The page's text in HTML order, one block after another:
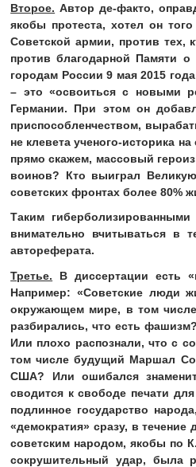
Второе. Автор де-факто,
якобы протеста, хотел он
Советской армии, против тех,
против благодарной Памяти о
городам России 9 мая 2015
– это «освоиться с новыми
Германии. При этом он
приспособленчеством,
не клевета ученого-историка
прямо скажем, массовый
воинов? Кто выиграл
советских фронтах более 80%
Таким
внимательно вчитываться в
автореферата.
Третье. В диссертации есть
Например: «Советские люди
окружающем мире, в том
разбирались, что есть
Или плохо распознали, что с
том числе будущий Маршал
США? Или ошибался
сводится к свободе печати
подлинное государство
«демократия» сразу, в
советским народом, якобы по
сокрушительный удар, была